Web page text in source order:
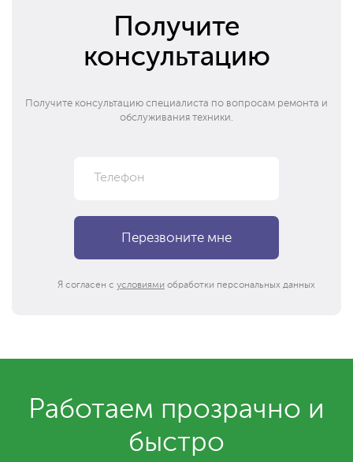
Получите
консультацию
Получите консультацию специалиста по вопросам ремонта и
обслуживания техники.
Я согласен с условиями обработки персональных данных
Работаем прозрачно и
быстро